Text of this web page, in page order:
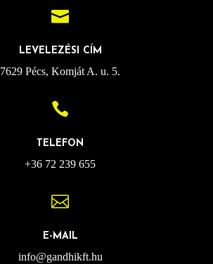

LEVELEZÉSI CÍM
7629 Pécs, Komját A. u. 5.

TELEFON
+36 72 239 655

E-MAIL
info@gandhikft.hu